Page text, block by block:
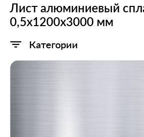
Лист алюминиевый
0,5х1200х3000 мм
Категории